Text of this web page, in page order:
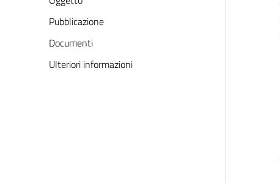
Pubblicazione
Documenti
Ulteriori informazioni